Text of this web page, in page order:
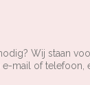
Wij staan
mail of telefoon,